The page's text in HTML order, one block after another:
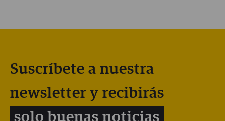
Suscríbete a nuestra
newsletter y recibirás
solo buenas noticias